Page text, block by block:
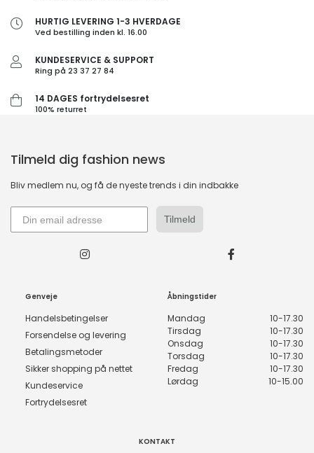
HURTIG LEVERING 1-3 HVERDAGE
Ved bestilling inden kl. 16.00
KUNDESERVICE & SUPPORT
Ring på 23 37 27 84
14 DAGES fortrydelsesret
100% returret
Tilmeld dig fashion news
Bliv medlem nu, og få de nyeste trends i din indbakke
Tilmeld
Genveje
Handelsbetingelser
Forsendelse og levering
Betalingsmetoder
Sikker shopping på nettet
Kundeservice
Fortrydelsesret
Åbningstider
Mandag
10-17.30
Tirsdag
10-17.30
Onsdag
10-17.30
Torsdag
10-17.30
Fredag
10-17.30
Lørdag
10-15.00
KONTAKT